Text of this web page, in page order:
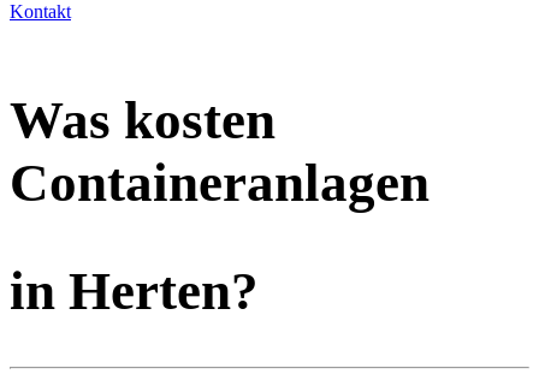
Kontakt
Was kosten
Containeranlagen
in Herten?